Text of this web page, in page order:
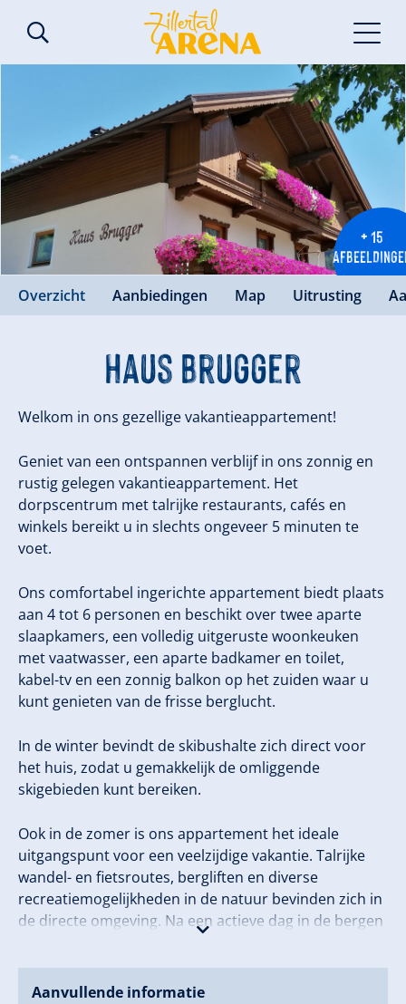
+ 15
Overzicht Aanbiedingen Map Uitrusting
Haus Brugger
Welkom in ons gezellige vakantieappartement!
Geniet van een ontspannen verblijf in ons zonnig en
rustig gelegen vakantieappartement. Het
dorpscentrum met talrijke restaurants, cafés en
winkels bereikt u in slechts ongeveer 5 minuten te
voet.
Ons comfortabel ingerichte appartement biedt plaats
aan 4 tot 6 personen en beschikt over twee aparte
slaapkamers, een volledig uitgeruste woonkeuken
met vaatwasser, een aparte badkamer en toilet,
kabel-tv en een zonnig balkon op het zuiden waar u
kunt genieten van de frisse berglucht.
In de winter bevindt de skibushalte zich direct voor
het huis, zodat u gemakkelijk de omliggende
skigebieden kunt bereiken.
Ook in de zomer is ons appartement het ideale
uitgangspunt voor een veelzijdige vakantie. Talrijke
wandel- en fietsroutes, bergliften en diverse
recreatiemogelijkheden in de natuur bevinden zich in
de directe omgeving. Na een actieve dag in de bergen
van de zon tot in de avonduren.
Aanvullende informatie